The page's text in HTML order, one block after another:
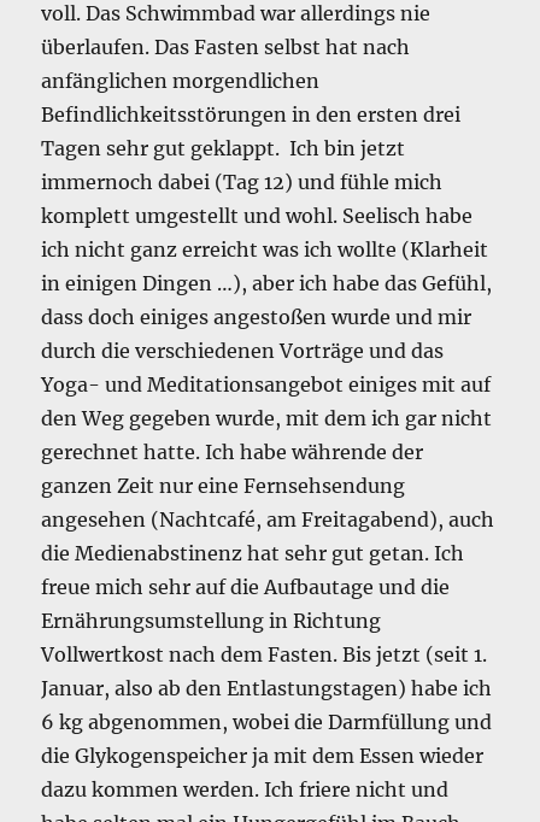
voll. Das Schwimmbad war allerdings nie
überlaufen. Das Fasten selbst hat nach
anfänglichen morgendlichen
Befindlichkeitsstörungen in den ersten drei
Tagen sehr gut geklappt. Ich bin jetzt
immernoch dabei (Tag 12) und fühle mich
komplett umgestellt und wohl. Seelisch habe
ich nicht ganz erreicht was ich wollte (Klarheit
in einigen Dingen …), aber ich habe das Gefühl,
dass doch einiges angestoßen wurde und mir
durch die verschiedenen Vorträge und das
Yoga- und Meditationsangebot einiges mit auf
den Weg gegeben wurde, mit dem ich gar nicht
gerechnet hatte. Ich habe währende der
ganzen Zeit nur eine Fernsehsendung
angesehen (Nachtcafé, am Freitagabend), auch
die Medienabstinenz hat sehr gut getan. Ich
freue mich sehr auf die Aufbautage und die
Ernährungsumstellung in Richtung
Vollwertkost nach dem Fasten. Bis jetzt (seit 1.
Januar, also ab den Entlastungstagen) habe ich
6 kg abgenommen, wobei die Darmfüllung und
die Glykogenspeicher ja mit dem Essen wieder
dazu kommen werden. Ich friere nicht und